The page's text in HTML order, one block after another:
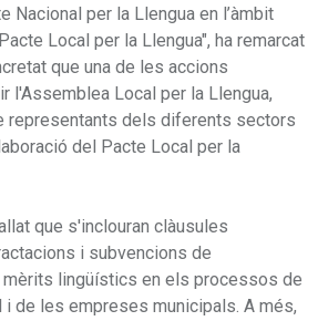
Nacional per la Llengua en l’àmbit
Local per la Llengua", ha remarcat
que una de les accions
l'Assemblea Local per la Llengua,
representants dels diferents sectors
del Pacte Local per la
que s'inclouran clàusules
i subvencions de
mèrits lingüístics en els processos de
de les empreses municipals. A més,